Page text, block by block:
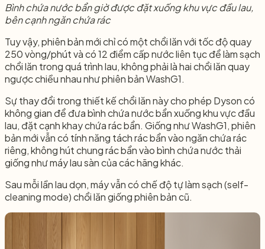
Bình chứa nước bẩn giờ được đặt xuống khu vực đầu lau,
bên cạnh ngăn chứa rác
Tuy vậy, phiên bản mới chỉ có một chổi lăn với tốc độ quay
250 vòng/phút và có 12 điểm cấp nước liên tục để làm sạch
chổi lăn trong quá trình lau, không phải là hai chổi lăn quay
ngược chiều nhau như phiên bản WashG1.
Sự thay đổi trong thiết kế chổi lăn này cho phép Dyson có
không gian để đưa bình chứa nước bẩn xuống khu vực đầu
lau, đặt cạnh khay chứa rác bẩn. Giống như WashG1, phiên
bản mới vẫn có tính năng tách rác bẩn vào ngăn chứa rác
riêng, không hút chung rác bẩn vào bình chứa nước thải
giống như máy lau sàn của các hãng khác.
Sau mỗi lần lau dọn, máy vẫn có chế độ tự làm sạch (self-
cleaning mode) chổi lăn giống phiên bản cũ.